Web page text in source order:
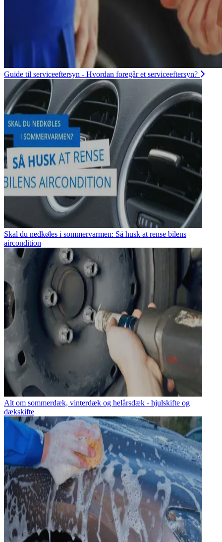
Guide til serviceeftersyn - Hvordan foregår et serviceeftersyn?
Skal du nedkøles i sommervarmen: Så husk at rense bilens
aircondition
Alt om sommerdæk, vinterdæk og helårsdæk - hjulskifte og
dækskifte